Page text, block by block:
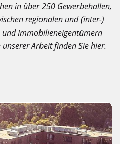
in über 250 Gewerbehallen,
regionalen und (inter-)
Immobilieneigentümern
Arbeit finden Sie hier.